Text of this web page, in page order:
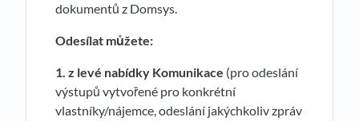
dokumentů z Domsys.
Odesílat můžete:
1. z levé nabídky Komunikace (pro odeslání
výstupů vytvořené pro konkrétní
vlastníky/nájemce, odeslání jakýchkoliv zpráv